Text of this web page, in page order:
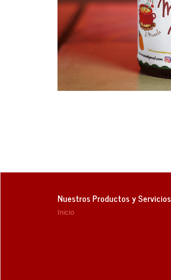
Nuestros Productos y Servicios
Inicio